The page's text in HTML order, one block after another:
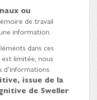
ou
de travail
information.
dans ces
limitée, nous
issue de la
de Sweller